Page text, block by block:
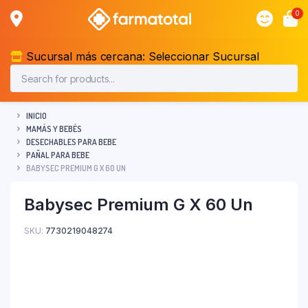
0
Sucursal más cercana: Seleccionar Sucursal
INICIO
MAMÁS Y BEBÉS
DESECHABLES PARA BEBE
PAÑAL PARA BEBE
BABYSEC PREMIUM G X 60 UN
Babysec Premium G X 60 Un
SKU: 7730219048274